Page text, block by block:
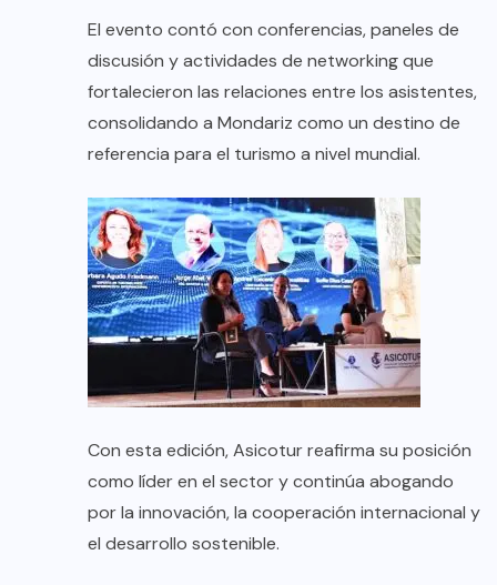
El evento contó con conferencias, paneles de
discusión y actividades de networking que
fortalecieron las relaciones entre los asistentes,
consolidando a Mondariz como un destino de
referencia para el turismo a nivel mundial.
Con esta edición, Asicotur reafirma su posición
como líder en el sector y continúa abogando
por la innovación, la cooperación internacional y
el desarrollo sostenible.